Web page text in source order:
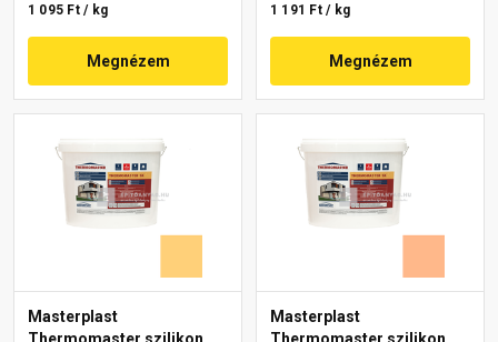
1 095 Ft / kg
Megnézem
1 191 Ft / kg
Megnézem
Masterplast
Masterplast